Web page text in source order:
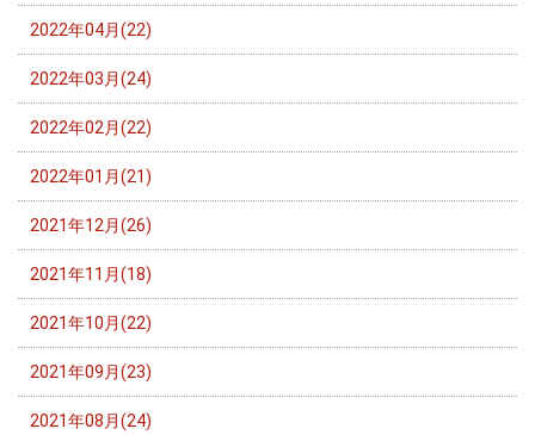
2022年04月(22)
2022年03月(24)
2022年02月(22)
2022年01月(21)
2021年12月(26)
2021年11月(18)
2021年10月(22)
2021年09月(23)
2021年08月(24)